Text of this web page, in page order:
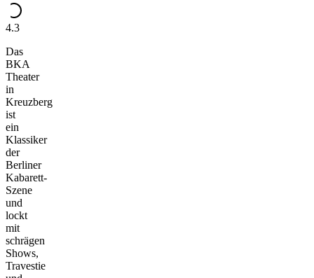
4.3
Das
BKA
Theater
in
Kreuzberg
ist
ein
Klassiker
der
Berliner
Kabarett-
Szene
und
lockt
mit
schrägen
Shows,
Travestie